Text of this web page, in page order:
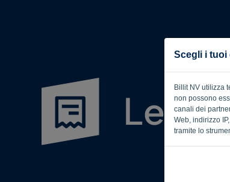
Scegli i tuoi
Billit NV utilizza
non possono
canali dei
Web, indirizzo
tramite lo